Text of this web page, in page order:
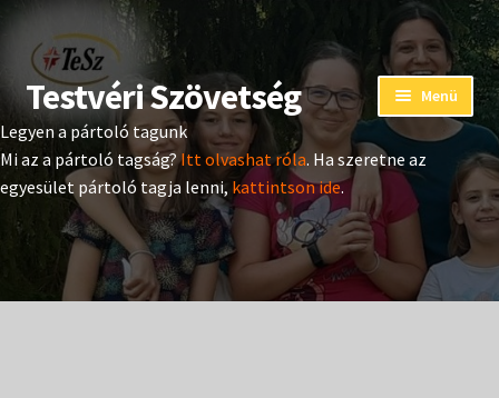
Ugrás
a
navigációhoz
Kilépés
a
tartalomba
Testvéri Szövetség Menü
Eseménynaptár
Adományozás
Pártoló tag belépés
Legyen a pártoló tagunk
Mi az a pártoló tagság?Itt olvashat róla. Ha szeretne az
egyesület pártoló tagja lenni, kattintson ide.